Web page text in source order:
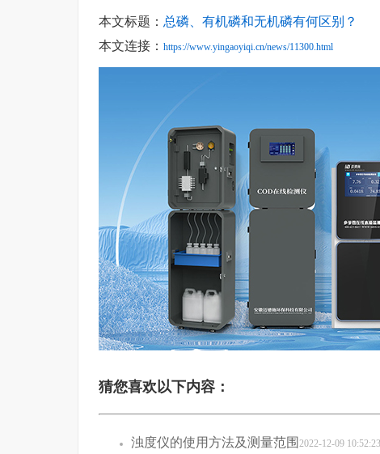
本文标题： 总磷、有机磷和无机磷有何区别？
本文连接： https://www.yingaoyiqi.cn/news/11300.html
猜您喜欢以下内容：
浊度仪的使用方法及测量范围 2022-12-09 10:52:23